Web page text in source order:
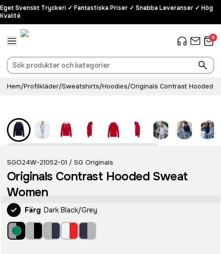
Eget Svenskt Tryckeri ✓ Fantastiska Priser ✓ Snabba Leveranser ✓ Hög
Kvalité
0
Hem/Profilkläder/Sweatshirts/Hoodies/Originals Contrast Hooded
SGO24W-21052-01 / SG Originals
Originals Contrast Hooded Sweat
Women
Färg Dark Black/Grey